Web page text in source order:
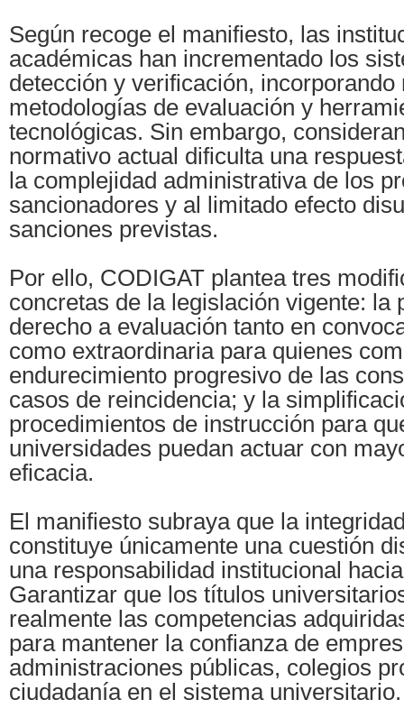
Según recoge el manifiesto, las
académicas han incrementado los
detección y verificación, incorporando
metodologías de evaluación y
tecnológicas. Sin embargo,
normativo actual dificulta una
la complejidad administrativa de los
sancionadores y al limitado efecto
sanciones previstas.
Por ello, CODIGAT plantea tres
concretas de la legislación vigente: la
derecho a evaluación tanto en
como extraordinaria para quienes
endurecimiento progresivo de las
casos de reincidencia; y la
procedimientos de instrucción para
universidades puedan actuar con
eficacia.
El manifiesto subraya que la
constituye únicamente una cuestión
una responsabilidad institucional
Garantizar que los títulos
realmente las competencias
para mantener la confianza de
administraciones públicas, colegios
ciudadanía en el sistema universitario.